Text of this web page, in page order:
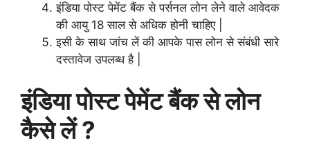
इंडिया पोस्ट पेमेंट बैंक से पर्सनल लोन लेने वाले आवेदक
की आयु 18 साल से अधिक होनी चाहिए |
इसी के साथ जांच लें की आपके पास लोन से संबंधी सारे
दस्तावेज उपलब्ध है |
इंडिया पोस्ट पेमेंट बैंक से लोन
कैसे लें ?